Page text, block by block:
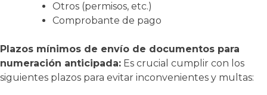
Otros (permisos, etc.)
Comprobante de pago
Plazos mínimos de envío de documentos para
numeración anticipada: Es crucial cumplir con los
siguientes plazos para evitar inconvenientes y multas: